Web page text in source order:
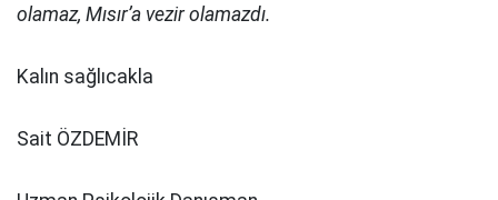
olamaz, Mısır’a vezir olamazdı.
Kalın sağlıcakla
Sait ÖZDEMİR